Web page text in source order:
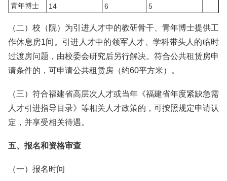
青年博士 14 6 5
（二）校（院）为引进人才中的教研骨干、青年博士提供工
作休息房1间。引进人才中的领军人才、学科带头人的临时
过渡房问题，由校委会研究后另行解决。符合公共租赁房申
请条件的，可申请公共租赁房（约60平方米）。
（三）符合福建省高层次人才或当年《福建省年度紧缺急需
人才引进指导目录》等相关人才政策的，可按照规定申请认
定，并享受相关待遇。
五、报名和资格审查
（一）报名时间